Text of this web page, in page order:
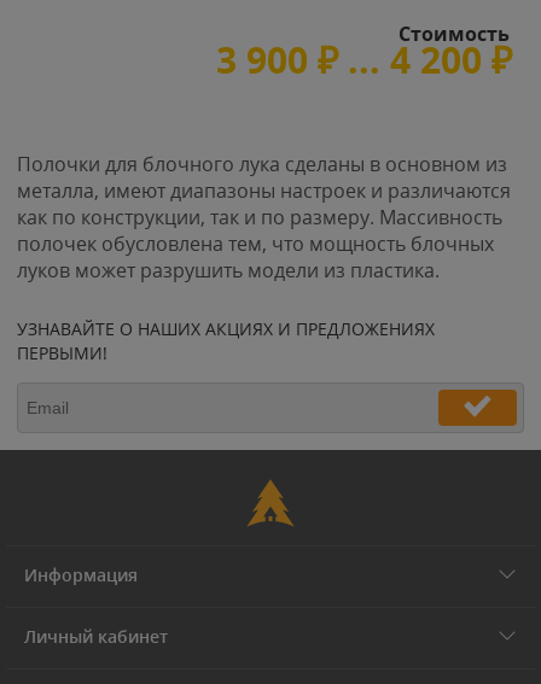
Стоимость
3 900 ₽... 4 200 ₽
Полочки для блочного лука сделаны в основном из
металла, имеют диапазоны настроек и различаются
как по конструкции, так и по размеру. Массивность
полочек обусловлена тем, что мощность блочных
луков может разрушить модели из пластика.
УЗНАВАЙТЕ О НАШИХ АКЦИЯХ И ПРЕДЛОЖЕНИЯХ
ПЕРВЫМИ!
Информация
Личный кабинет